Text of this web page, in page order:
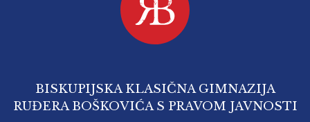
BISKUPIJSKA KLASIČNA GIMNAZIJA
RUĐERA BOŠKOVIĆA S PRAVOM JAVNOSTI